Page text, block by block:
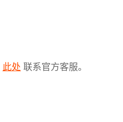
此处 联系官方客服。